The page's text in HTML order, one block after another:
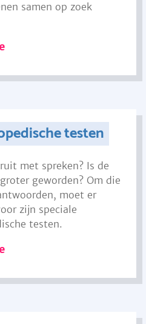
samen op zoek
testen
met spreken? Is de
geworden? Om die
moet er
zijn speciale
testen.